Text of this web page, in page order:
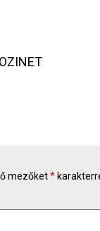
mezőket*